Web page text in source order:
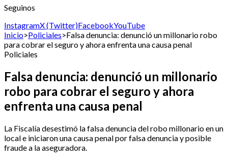
Seguinos
InstagramX (Twitter)FacebookYouTube
Inicio>Policiales>Falsa denuncia: denunció un millonario robo
para cobrar el seguro y ahora enfrenta una causa penal
Policiales
Falsa denuncia: denunció un millonario
robo para cobrar el seguro y ahora
enfrenta una causa penal
La Fiscalía desestimó la falsa denuncia del robo millonario en un
local e iniciaron una causa penal por falsa denuncia y posible
fraude a la aseguradora.